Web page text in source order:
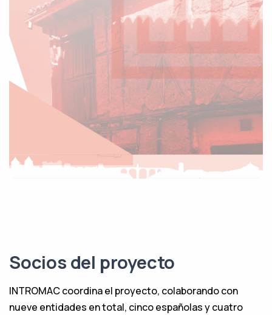
Socios del proyecto
INTROMAC coordina el proyecto, colaborando con
nueve entidades en total, cinco españolas y cuatro